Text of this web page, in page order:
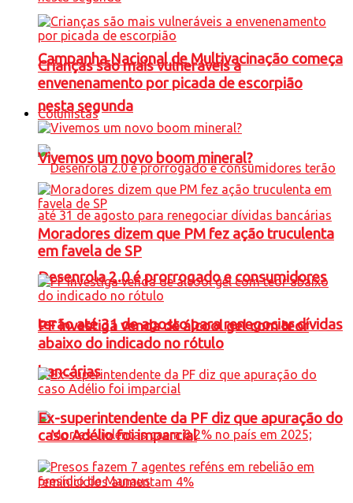
Campanha Nacional de Multivacinação começa
nesta segunda
Desenrola 2.0 é prorrogado e consumidores
terão até 31 de agosto para renegociar dívidas
bancárias
Crianças são mais vulneráveis a
envenenamento por picada de escorpião
Colunistas
Vivemos um novo boom mineral?
Moradores dizem que PM fez ação truculenta
em favela de SP
PF investiga venda de álcool gel com teor
abaixo do indicado no rótulo
Ex-superintendente da PF diz que apuração do
caso Adélio foi imparcial